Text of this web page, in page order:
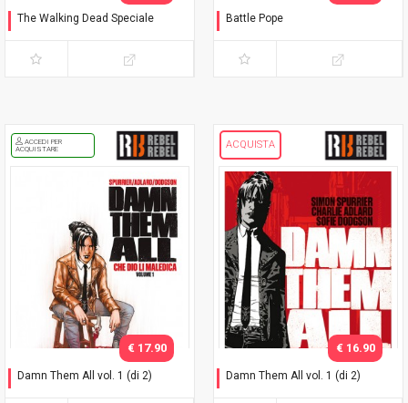
The Walking Dead Speciale Battle Pope
ACCEDI PER
ACQUISTARE
Damn Them All vol. 1 (di 2)
€ 17.90
ACQUISTA
Damn Them All vol. 1 (di 2)
€ 16.90